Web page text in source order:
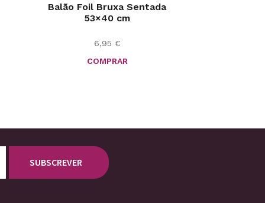
Balão Foil Bruxa Sentada
53×40 cm
6,95 €
COMPRAR